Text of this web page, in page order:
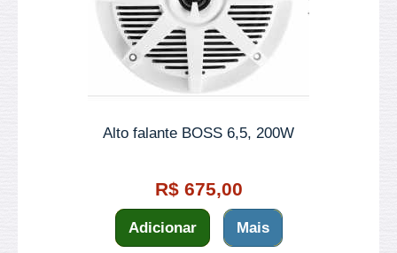
Alto falante BOSS 6,5, 200W
R$ 675,00
Adicionar Mais